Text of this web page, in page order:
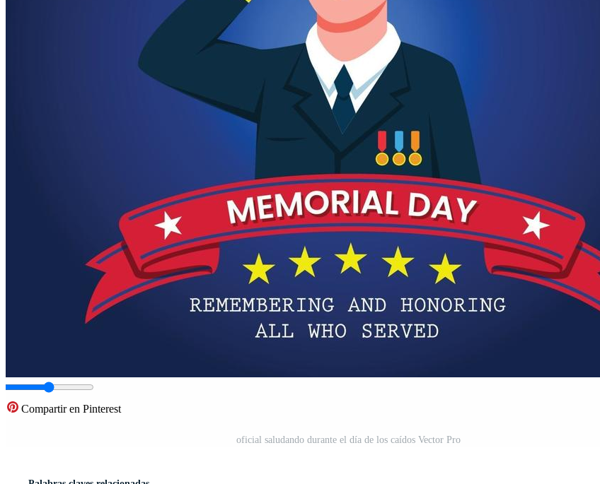
Compartir en Pinterest
oficial saludando durante el día de los caídos Vector Pro